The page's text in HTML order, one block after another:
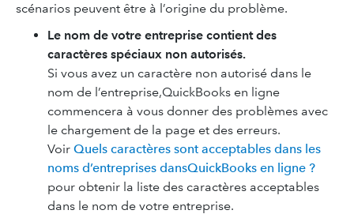
scénarios peuvent être à l’origine du problème.
Le nom de votre entreprise contient des
caractères spéciaux non autorisés.
Si vous avez un caractère non autorisé dans le
nom de l’entreprise,QuickBooks en ligne
commencera à vous donner des problèmes avec
le chargement de la page et des erreurs.
Voir Quels caractères sont acceptables dans les
noms d’entreprises dansQuickBooks en ligne ?
pour obtenir la liste des caractères acceptables
dans le nom de votre entreprise.